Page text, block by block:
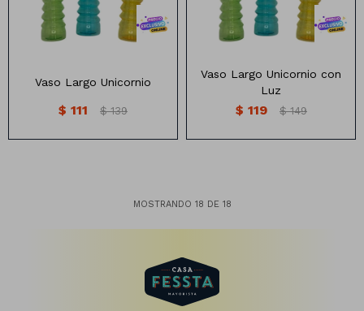
Vaso Largo Unicornio
$ 111 $ 139
Vaso Largo Unicornio con
Luz
$ 119 $ 149
MOSTRANDO 18 DE 18